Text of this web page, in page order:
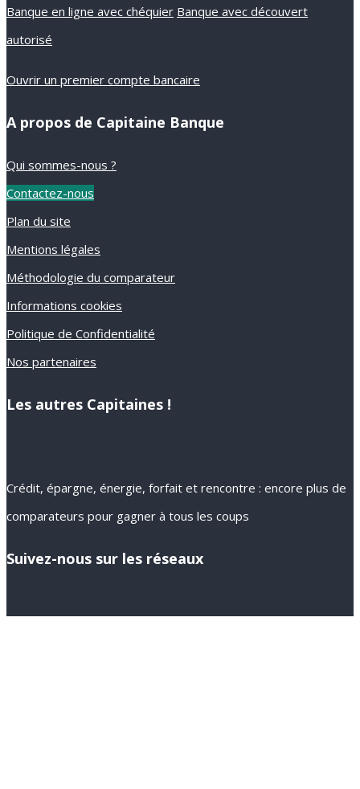
Banque en ligne avec chéquier Banque avec découvert
autorisé
Ouvrir un premier compte bancaire
A propos de Capitaine Banque
Qui sommes-nous ?
Contactez-nous
Plan du site
Mentions légales
Méthodologie du comparateur
Informations cookies
Politique de Confidentialité
Nos partenaires
Les autres Capitaines !
Crédit, épargne, énergie, forfait et rencontre : encore plus de
comparateurs pour gagner à tous les coups
Suivez-nous sur les réseaux